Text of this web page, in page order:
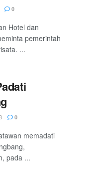
0
Hotel dan
pemerintah
...
0
memadati
pada ...